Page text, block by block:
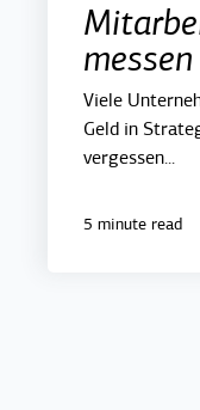
Viele
Geld in
vergessen...
5 minute read